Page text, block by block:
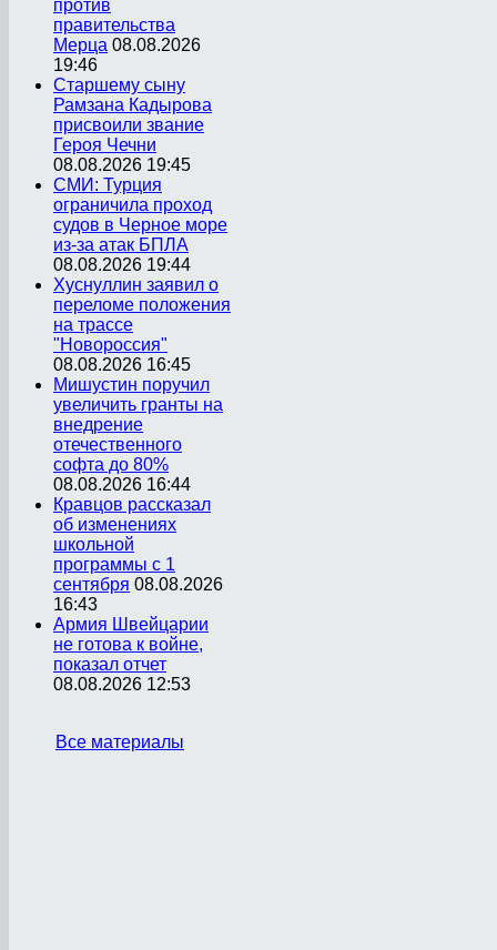
против
правительства
Мерца 08.08.2026
19:46
Старшему сыну
Рамзана Кадырова
присвоили звание
Героя Чечни
08.08.2026 19:45
СМИ: Турция
ограничила проход
судов в Черное море
из-за атак БПЛА
08.08.2026 19:44
Хуснуллин заявил о
переломе положения
на трассе
"Новороссия"
08.08.2026 16:45
Мишустин поручил
увеличить гранты на
внедрение
отечественного
софта до 80%
08.08.2026 16:44
Кравцов рассказал
об изменениях
школьной
программы с 1
сентября 08.08.2026
16:43
Армия Швейцарии
не готова к войне,
показал отчет
08.08.2026 12:53
Все материалы